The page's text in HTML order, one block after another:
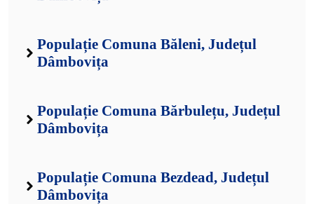
Populație Comuna Băleni, Județul
Dâmbovița
Populație Comuna Bărbulețu, Județul
Dâmbovița
Populație Comuna Bezdead, Județul
Dâmbovița